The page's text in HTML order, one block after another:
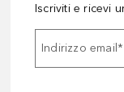
Iscriviti e ricevi
Indirizzo email*